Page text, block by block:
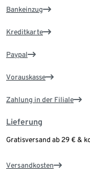
Bankeinzug
Kreditkarte
Paypal
Vorauskasse
Zahlung in der Filiale
Lieferung
Gratisversand ab 29 € &
Versandkosten